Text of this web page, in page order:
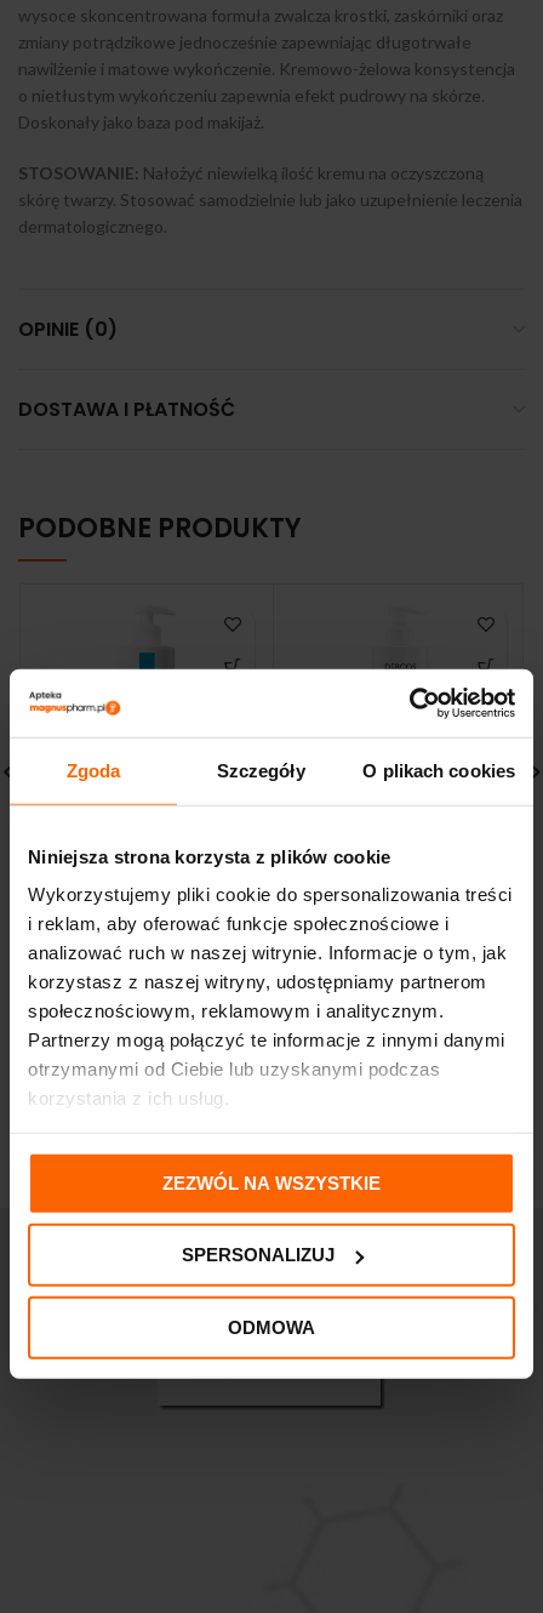
Zgoda Szczegóły O plikach cookies
Niniejsza strona korzysta z plików cookie
Wykorzystujemy pliki cookie do spersonalizowania treści
i reklam, aby oferować funkcje społecznościowe i
analizować ruch w naszej witrynie. Informacje o tym, jak
korzystasz z naszej witryny, udostępniamy partnerom
społecznościowym, reklamowym i analitycznym.
Partnerzy mogą połączyć te informacje z innymi danymi
otrzymanymi od Ciebie lub uzyskanymi podczas
korzystania z ich usług.
ZEZWÓL NA WSZYSTKIE
SPERSONALIZUJ
ODMOWA
wysoce skoncentrowana formuła zwalcza krostki, zaskórniki oraz
zmiany potrądzikowe jednocześnie zapewniając długotrwałe
nawilżenie i matowe wykończenie. Kremowo-żelowa konsystencja
o nietłustym wykończeniu zapewnia efekt pudrowy na skórze.
Doskonały jako baza pod makijaż.
STOSOWANIE: Nałożyć niewielką ilość kremu na oczyszczoną
skórę twarzy. Stosować samodzielnie lub jako uzupełnienie leczenia
dermatologicznego.
OPINIE (0)
DOSTAWA I PŁATNOŚĆ
PODOBNE PRODUKTY
BALSAM AP+M atopia
ML
150,75zł
PRZECIWŁUPIEŻOWY
125,00zł